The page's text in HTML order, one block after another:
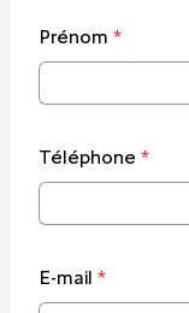
Prénom *
Téléphone *
E-mail *